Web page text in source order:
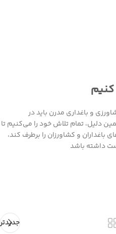
و باغداری مدرن باید در
دلیل، تمام تلاش خود را می‌کنیم تا
باغداران و کشاورزان را برطرف کند،
داشته باشد
جدیدتر